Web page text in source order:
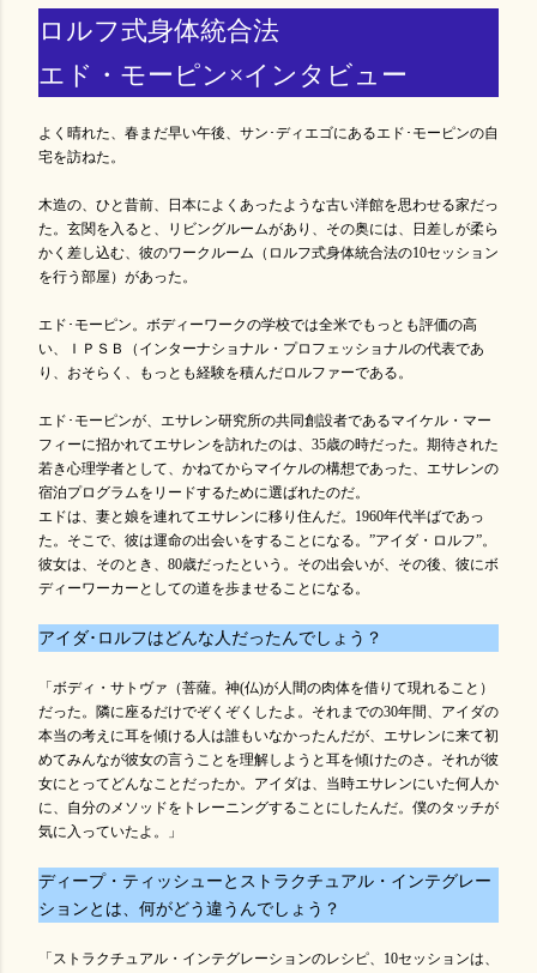
ロルフ式身体統合法
エド・モーピン×インタビュー
よく晴れた、春まだ早い午後、サン･ディエゴにあるエド･モーピンの自
宅を訪ねた。
木造の、ひと昔前、日本によくあったような古い洋館を思わせる家だっ
た。玄関を入ると、リビングルームがあり、その奥には、日差しが柔ら
かく差し込む、彼のワークルーム（ロルフ式身体統合法の10セッション
を行う部屋）があった。
エド･モーピン。ボディーワークの学校では全米でもっとも評価の高
い、ＩＰＳＢ（​インターナショナル・プロフェッショナルの代表であ
り、おそらく、もっとも経験を積んだロルファーである。
エド･モーピンが、エサレン研究所の共同創設者であるマイケル・マー
フィーに招かれてエサレンを訪れたのは、35歳の時だった。期待された
若き心理学者として、かねてからマイケルの構想であった、エサレンの
宿泊プログラムをリードするために選ばれたのだ。
エドは、妻と娘を連れてエサレンに移り住んだ。1960年代半ばであっ
た。そこで、彼は運命の出会いをすることになる。”アイダ・ロルフ”。
彼女は、そのとき、80歳だったという。その出会いが、その後、彼にボ
ディーワーカーとしての道を歩ませることになる。
アイダ･ロルフはどんな人だったんでしょう？
「ボディ・サトヴァ（菩薩。神(仏)が人間の肉体を借りて現れること）
だった。隣に座るだけでぞくぞくしたよ。それまでの30年間、アイダの
本当の考えに耳を傾ける人は誰もいなかったんだが、エサレンに来て初
めてみんなが彼女の言うことを理解しようと耳を傾けたのさ。それが彼
女にとってどんなことだったか。アイダは、当時エサレンにいた何人か
に、自分のメソッドをトレーニングすることにしたんだ。僕のタッチが
気に入っていたよ。」
ディープ・ティッシューとストラクチュアル・インテグレー
ションとは、何がどう違うんでしょう？
「ストラクチュアル・インテグレーションのレシピ、10セッションは、